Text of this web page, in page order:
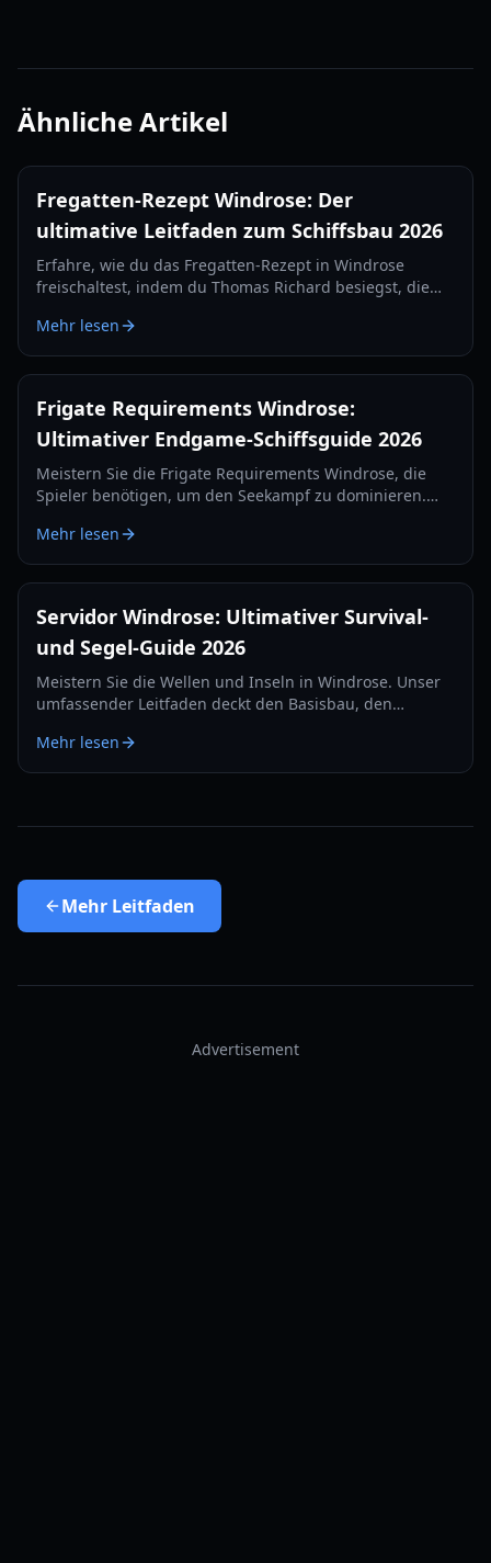
Ähnliche Artikel
Fregatten-Rezept Windrose: Der
ultimative Leitfaden zum Schiffsbau 2026
Erfahre, wie du das Fregatten-Rezept in Windrose
freischaltest, indem du Thomas Richard besiegst, die
und Eisenbarren herstellst.
Mehr lesen
Frigate Requirements Windrose:
Ultimativer Endgame-Schiffsguide 2026
Meistern Sie die Frigate Requirements Windrose, die
Spieler benötigen, um den Seekampf zu dominieren.
Verteidigungsgegenstände und Taktiken für 2026.
Mehr lesen
Servidor Windrose: Ultimativer Survival-
und Segel-Guide 2026
Meistern Sie die Wellen und Inseln in Windrose. Unser
umfassender Leitfaden deckt den Basisbau, den
Mehr lesen
Mehr Leitfaden
Advertisement